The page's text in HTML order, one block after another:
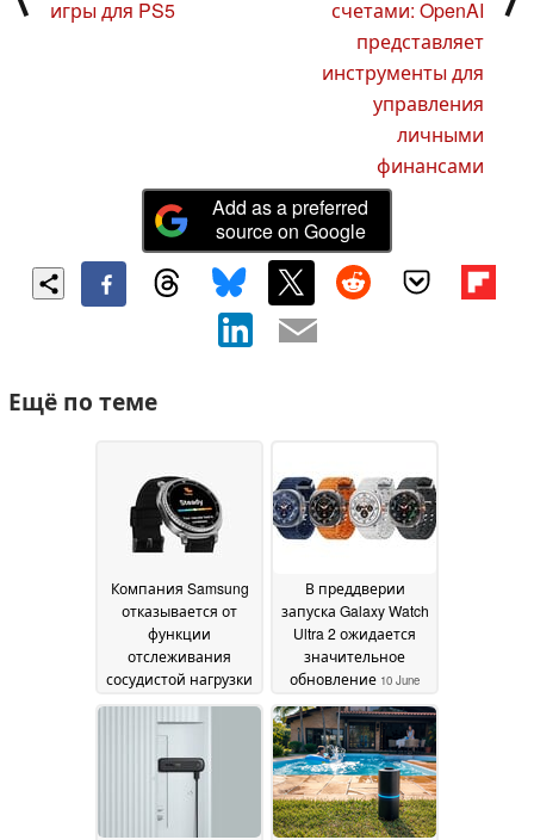
игры для PS5
счетами: OpenAI
представляет
инструменты для
управления
личными
финансами
Add as a preferred
source on Google
Ещё по теме
Компания Samsung
отказывается от
функции
отслеживания
сосудистой нагрузки
Galaxy Watch в США
В преддверии
запуска Galaxy Watch
Ultra 2 ожидается
значительное
обновление 10 June
2026